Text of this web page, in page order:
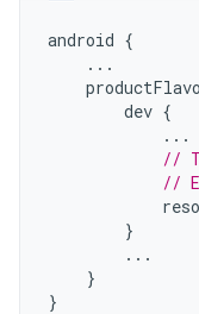
android {
...
dev {
...
//
//
}
...
}
}